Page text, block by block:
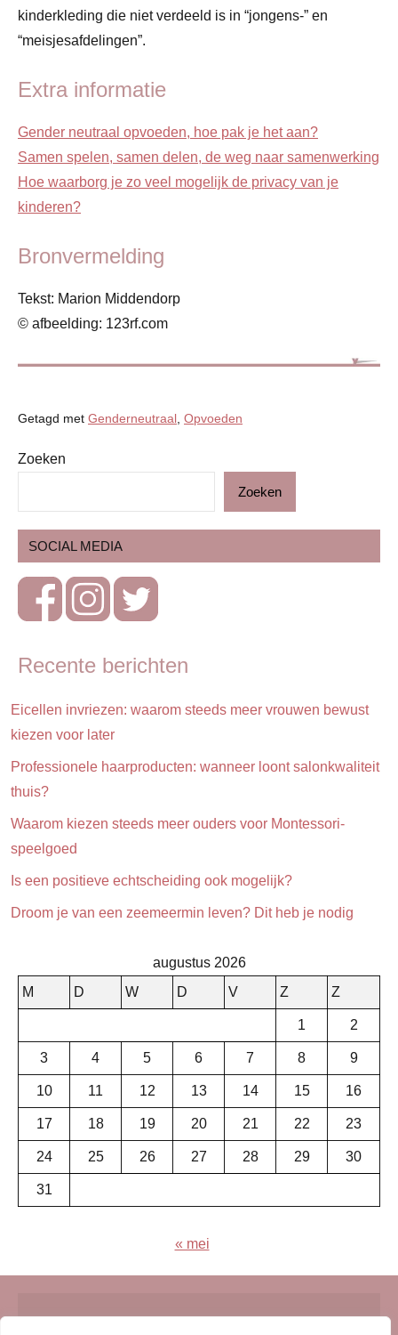
kinderkleding die niet verdeeld is in “jongens-” en
“meisjesafdelingen”.
Extra informatie
Gender neutraal opvoeden, hoe pak je het aan?
Samen spelen, samen delen, de weg naar samenwerking
Hoe waarborg je zo veel mogelijk de privacy van je
kinderen?
Bronvermelding
Tekst: Marion Middendorp
© afbeelding: 123rf.com
Getagd met Genderneutraal Opvoeden
Blog
Kinderen
Opvoeding
ouderschap
Zoeken
Zoeken
SOCIAL MEDIA
Recente berichten
Eicellen invriezen: waarom steeds meer vrouwen bewust
kiezen voor later
Professionele haarproducten: wanneer loont salonkwaliteit
thuis?
Waarom kiezen steeds meer ouders voor Montessori-
speelgoed
Is een positieve echtscheiding ook mogelijk?
Droom je van een zeemeermin leven? Dit heb je nodig
augustus 2026
M
D W D V Z Z
1 2
3 4 5 6 7 8 9
10 11 12 13 14 15 16
17 18 19 20 21 22 23
24 25 26 27 28 29 30
31
« mei